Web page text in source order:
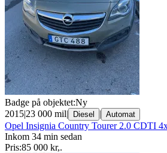
Badge på objektet:Ny
2015|23 000 mil| Diesel | Automat
Opel Insignia Country Tourer 2.0 CDTI
Inkom 34 min sedan
Pris:85 000 kr,.